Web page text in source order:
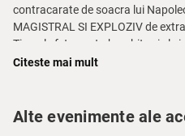
contracarate de soacra lui
MAGISTRAL SI EXPLOZIV de
Tinerele fete sunt absorbite si ele
puterii si banilor, completand un
Tănase, Răzvan Oprea, Victor
Scutaru, Jennifer Dumitrașcu,
Citeste mai mult
Alte evenimente ale